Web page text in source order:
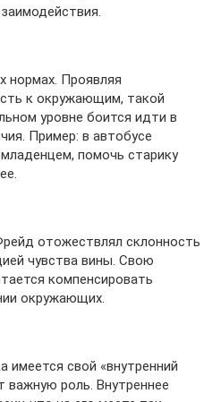
нормах. Проявляя
к окружающим, такой
уровне боится идти в
Пример: в автобусе
помочь старику
отожествлял склонность
чувства вины. Свою
компенсировать
окружающих.
имеется свой «внутренний
важную роль. Внутреннее